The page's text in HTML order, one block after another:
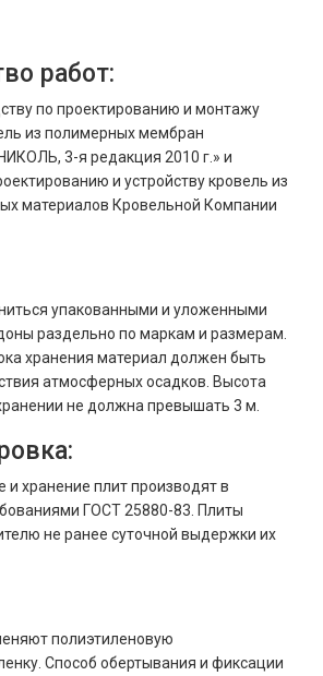
работ:
по проектированию и монтажу
из полимерных мембран
3-я редакция 2010 г.» и
и устройству кровель из
материалов Кровельной Компании
упакованными и уложенными
раздельно по маркам и размерам.
хранения материал должен быть
атмосферных осадков. Высота
не должна превышать 3 м.
и хранение плит производят в
ГОСТ 25880-83. Плиты
не ранее суточной выдержки их
полиэтиленовую
Способ обертывания и фиксации